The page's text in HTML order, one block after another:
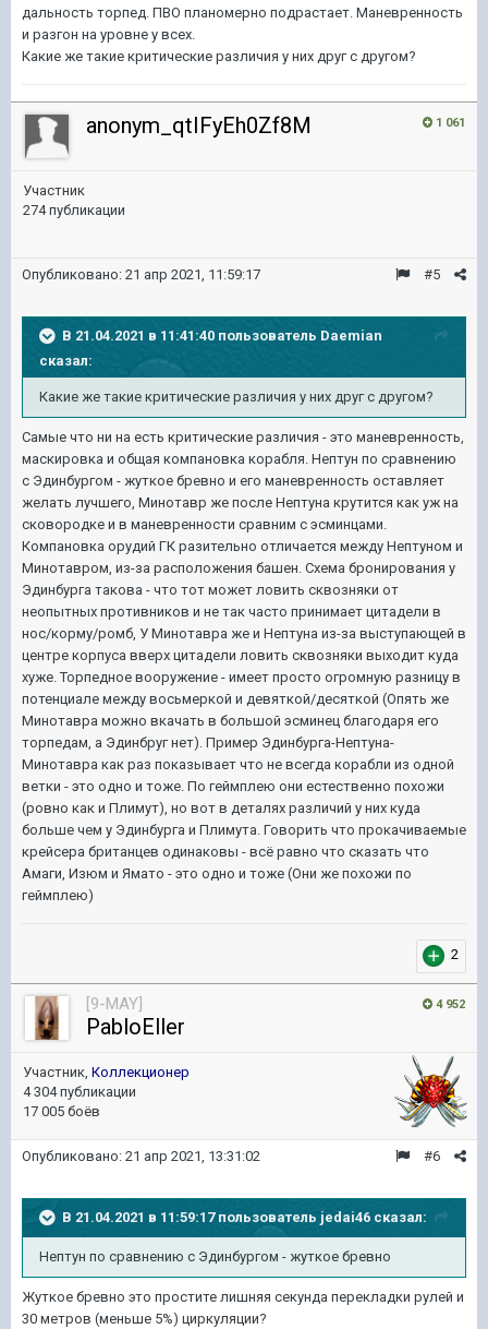
дальность торпед. ПВО планомерно подрастает. Маневренность
и разгон на уровне у всех.
Какие же такие критические различия у них друг с другом?
1 061
anonym_qtIFyEh0Zf8M
Участник
274 публикации
#5
Опубликовано: 21 апр 2021, 11:59:17
В 21.04.2021 в 11:41:40 пользователь Daemian
сказал:
Какие же такие критические различия у них друг с другом?
Самые что ни на есть критические различия - это маневренность,
маскировка и общая компановка корабля. Нептун по сравнению
с Эдинбургом - жуткое бревно и его маневренность оставляет
желать лучшего, Минотавр же после Нептуна крутится как уж на
сковородке и в маневренности сравним с эсминцами.
Компановка орудий ГК разительно отличается между Нептуном и
Минотавром, из-за расположения башен. Схема бронирования у
Эдинбурга такова - что тот может ловить сквозняки от
неопытных противников и не так часто принимает цитадели в
нос/корму/ромб, У Минотавра же и Нептуна из-за выступающей в
центре корпуса вверх цитадели ловить сквозняки выходит куда
хуже. Торпедное вооружение - имеет просто огромную разницу в
потенциале между восьмеркой и девяткой/десяткой (Опять же
Минотавра можно вкачать в большой эсминец благодаря его
торпедам, а Эдинбруг нет). Пример Эдинбурга-Нептуна-
Минотавра как раз показывает что не всегда корабли из одной
ветки - это одно и тоже. По геймплею они естественно похожи
(ровно как и Плимут), но вот в деталях различий у них куда
больше чем у Эдинбурга и Плимута. Говорить что прокачиваемые
крейсера британцев одинаковы - всё равно что сказать что
Амаги, Изюм и Ямато - это одно и тоже (Они же похожи по
геймплею)
2
4 952
[9-MAY]
PabloEller
Участник, Коллекционер
4 304 публикации
17 005 боёв
#6
Опубликовано: 21 апр 2021, 13:31:02
В 21.04.2021 в 11:59:17 пользователь jedai46 сказал:
Нептун по сравнению с Эдинбургом - жуткое бревно
Жуткое бревно это простите лишняя секунда перекладки рулей и
30 метров (меньше 5%) циркуляции?